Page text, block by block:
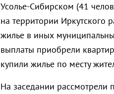
Усолье-Сибирском (41
на территории Иркутского
жилье в иных
выплаты приобрели
купили жилье по месту
На заседании